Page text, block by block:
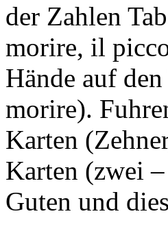
der Zahlen
morire, il
Hände auf
morire).
Karten
Karten (zwei
Guten und